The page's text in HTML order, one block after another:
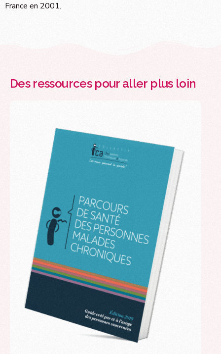
France en 2001.
Des ressources pour aller plus loin